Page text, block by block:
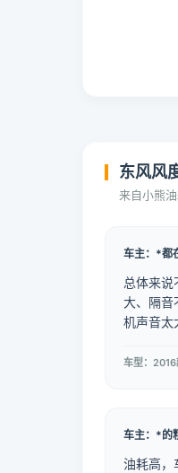
东风风
来自小熊
车主：*都
总体来说
大、隔音
机声音太
车型：
车主：*的
油耗高，